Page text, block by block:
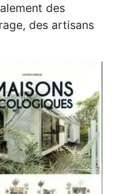
des
des artisans